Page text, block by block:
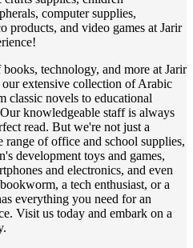
computer supplies,
products, and video games at Jarir
technology, and more at Jarir
extensive collection of Arabic
classic novels to educational
knowledgeable staff is always
read. But we're not just a
of office and school supplies,
development toys and games,
and electronics, and even
a tech enthusiast, or a
everything you need for an
Visit us today and embark on a